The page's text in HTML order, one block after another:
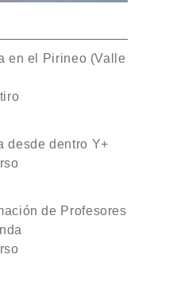
en el Pirineo (Valle
desde dentro Y+
de Profesores